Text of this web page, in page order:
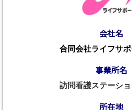
会社名
合同会社ライフサ
事業所名
訪問看護ステーシ
所在地